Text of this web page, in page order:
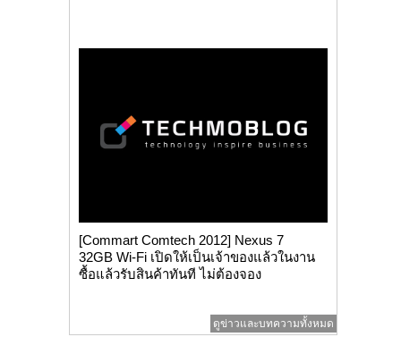
[Commart Comtech 2012] Nexus 7
32GB Wi-Fi เปิดให้เป็นเจ้าของแล้วในงาน
ซื้อแล้วรับสินค้าทันที ไม่ต้องจอง
ดูข่าวและบทความทั้งหมด